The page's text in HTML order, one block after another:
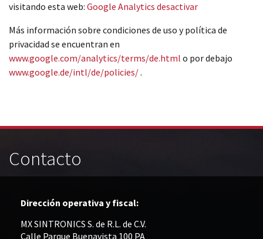
visitando esta web: Google Analytics desactivar
Más información sobre condiciones de uso y política de
privacidad se encuentran en
www.google.com/analytics/terms/de.html o por debajo
www.google.de/intl/de/policies/.
Contacto
Dirección operativa y fiscal:
MX SINTRONICS S. de R.L. de C.V.
Calle Parque Buenavista 100 PA